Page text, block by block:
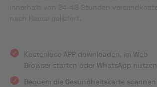
Kostenlose APP downloaden, im Web
Browser starten oder WhatsApp nutzen
Bequem die Gesundheitskarte scannen